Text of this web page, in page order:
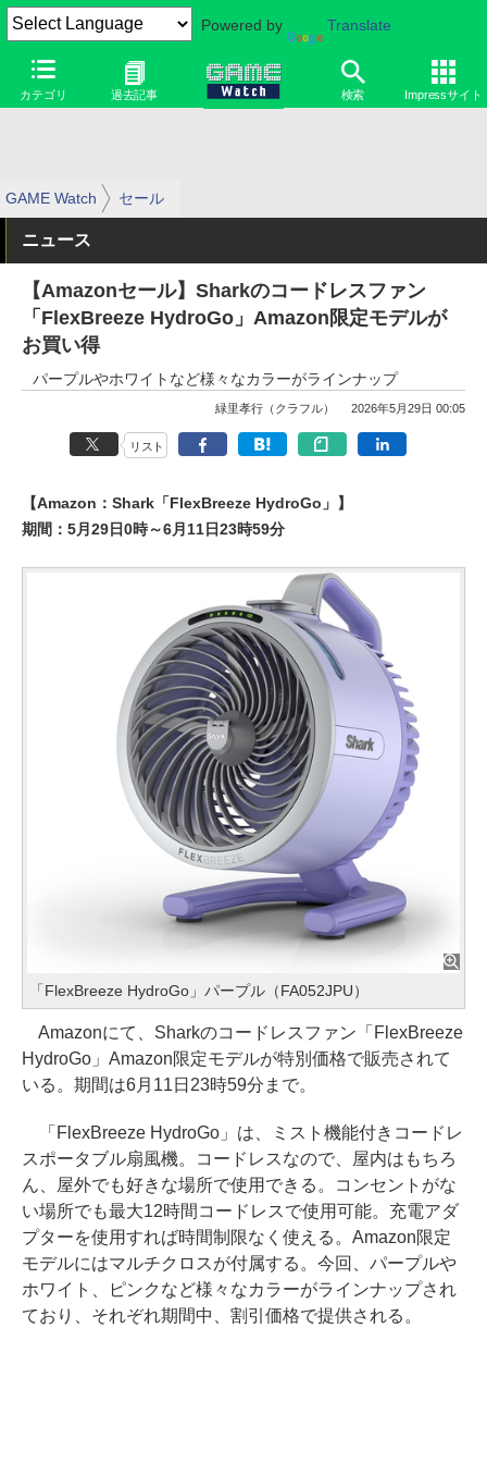
Powered by Translate
カテゴリ 過去記事 検索 Impressサイト
GAME Watch セール
ニュース
【Amazonセール】Sharkのコードレスファン
「FlexBreeze HydroGo」Amazon限定モデルが
お買い得
パープルやホワイトなど様々なカラーがラインナップ
緑里孝行（クラフル） 2026年5月29日 00:05
リスト
【Amazon：Shark「FlexBreeze HydroGo」】
期間：5月29日0時～6月11日23時59分
「FlexBreeze HydroGo」パープル（FA052JPU）
Amazonにて、Sharkのコードレスファン「FlexBreeze
HydroGo」Amazon限定モデルが特別価格で販売されて
いる。期間は6月11日23時59分まで。
「FlexBreeze HydroGo」は、ミスト機能付きコードレ
スポータブル扇風機。コードレスなので、屋内はもちろ
ん、屋外でも好きな場所で使用できる。コンセントがな
い場所でも最大12時間コードレスで使用可能。充電アダ
プターを使用すれば時間制限なく使える。Amazon限定
モデルにはマルチクロスが付属する。今回、パープルや
ホワイト、ピンクなど様々なカラーがラインナップされ
ており、それぞれ期間中、割引価格で提供される。